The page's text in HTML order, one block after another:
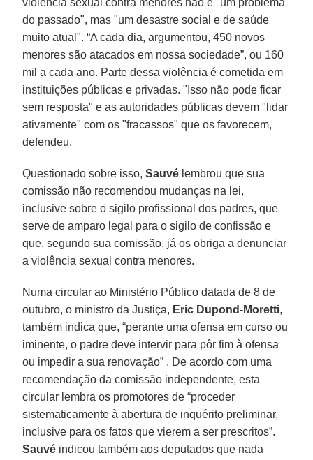
violência sexual contra menores não é "um problema
do passado", mas "um desastre social e de saúde
muito atual". “A cada dia, argumentou, 450 novos
menores são atacados em nossa sociedade”, ou 160
mil a cada ano. Parte dessa violência é cometida em
instituições públicas e privadas. "Isso não pode ficar
sem resposta" e as autoridades públicas devem "lidar
ativamente" com os "fracassos" que os favorecem,
defendeu.
Questionado sobre isso,Sauvé lembrou que sua
comissão não recomendou mudanças na lei,
inclusive sobre o sigilo profissional dos padres, que
serve de amparo legal para o sigilo de confissão e
que, segundo sua comissão, já os obriga a denunciar
a violência sexual contra menores.
Numa circular ao Ministério Público datada de 8 de
outubro, o ministro da Justiça, Eric Dupond-Moretti,
também indica que, “perante uma ofensa em curso ou
iminente, o padre deve intervir para pôr fim à ofensa
ou impedir a sua renovação” . De acordo com uma
recomendação da comissão independente, esta
circular lembra os promotores de “proceder
sistematicamente à abertura de inquérito preliminar,
inclusive para os fatos que vierem a ser prescritos”.
Sauvé indicou também aos deputados que nada